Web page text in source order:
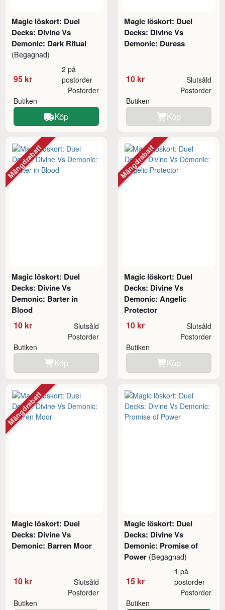
Magic löskort: Duel
Decks: Divine Vs
Demonic: Dark Ritual
(Begagnad)
95 kr
2 på
postorder
Butiken
Postorder
Köp
Magic löskort: Duel
Decks: Divine Vs
Demonic: Duress
10 kr Slutsåld
Butiken
Postorder
Köp
Magic löskort: Duel
Decks: Divine Vs
Demonic: Barter in
Blood
10 kr Slutsåld
Butiken
Postorder
Köp
Mängdrabatt
Magic löskort: Duel
Decks: Divine Vs
Demonic: Angelic
Protector
10 kr Slutsåld
Butiken
Postorder
Köp
Mängdrabatt
Magic löskort: Duel
Decks: Divine Vs
Demonic: Barren Moor
10 kr Slutsåld
Butiken
Postorder
Mängdrabatt
Magic löskort: Duel
Decks: Divine Vs
Demonic: Promise of
Power (Begagnad)
15 kr
1 på
postorder
Butiken
Postorder